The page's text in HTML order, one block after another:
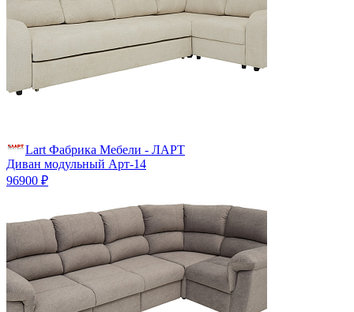
Lart Фабрика Мебели - ЛАРТ
Диван модульный Арт-14
96900 ₽